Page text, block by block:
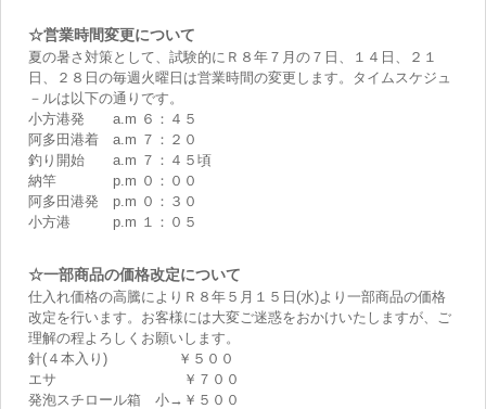
☆営業時間変更について
夏の暑さ対策として、試験的にＲ８年７月の７日、１４日、２１
日、２８日の毎週火曜日は営業時間の変更します。タイムスケジュ
－ルは以下の通りです。
小方港発 a.m ６：４５
阿多田港着 a.m ７：２０
釣り開始 a.m ７：４５頃
納竿 p.m ０：００
阿多田港発 p.m ０：３０
小方港 p.m １：０５
☆一部商品の価格改定について
仕入れ価格の高騰によりＲ８年５月１５日(水)より一部商品の価格
改定を行います。お客様には大変ご迷惑をおかけいたしますが、ご
理解の程よろしくお願いします。
針(４本入り) ￥５００
エサ ￥７００
発泡スチロール箱 小→￥５００